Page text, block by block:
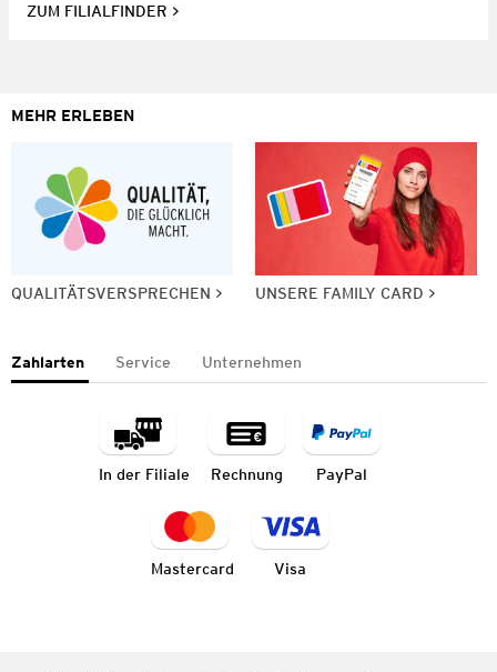
ZUM FILIALFINDER
MEHR ERLEBEN
QUALITÄTSVERSPRECHEN UNSERE FAMILY CARD
Zahlarten Service Unternehmen
In der Filiale Rechnung PayPal
Mastercard Visa